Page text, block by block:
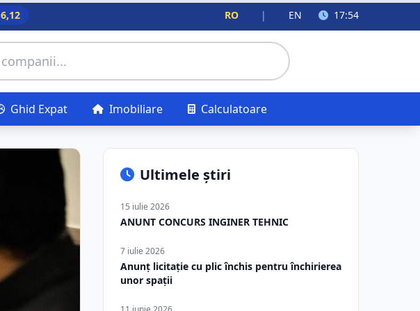
6,12 RO | EN 17:54
Ghid Expat Imobiliare Calculatoare
Ultimele știri
15 iulie 2026
ANUNT CONCURS INGINER TEHNIC
7 iulie 2026
Anunț licitație cu plic închis pentru închirierea
unor spații